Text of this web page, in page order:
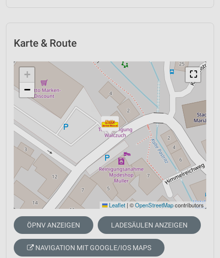
Karte & Route
⛶
+
−
Leaflet | ©OpenStreetMapcontributors
ÖPNV ANZEIGEN LADESÄULEN ANZEIGEN
NAVIGATION MIT GOOGLE/IOS MAPS